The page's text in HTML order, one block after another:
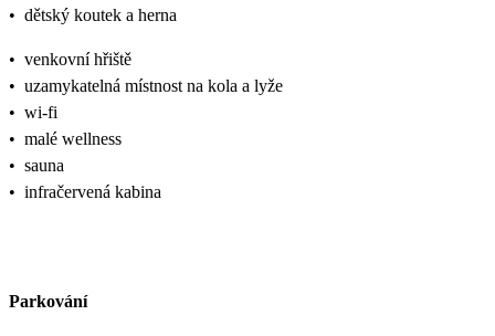
• dětský koutek a herna
• venkovní hřiště
• uzamykatelná místnost na kola a lyže
• wi-fi
• malé wellness
• sauna
• infračervená kabina
Parkování